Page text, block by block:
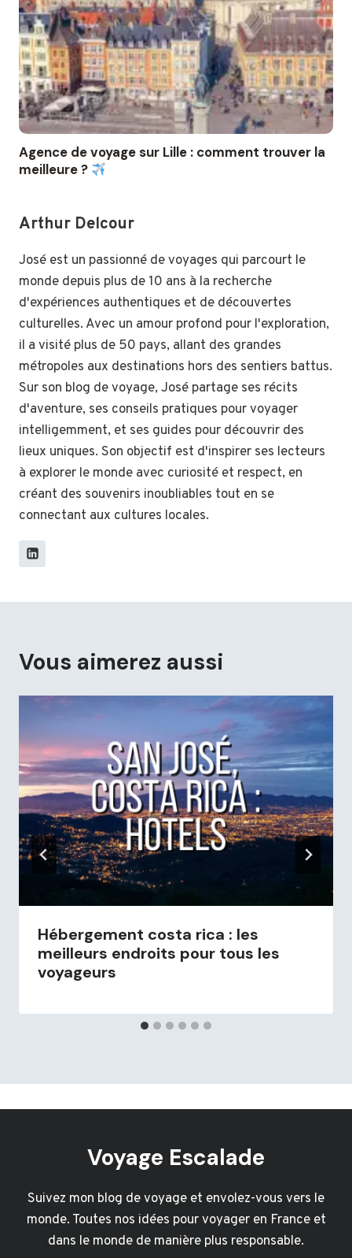
Agence de voyage sur Lille : comment trouver la
meilleure ?
Arthur Delcour
José est un passionné de voyages qui parcourt le
monde depuis plus de 10 ans à la recherche
d'expériences authentiques et de découvertes
culturelles. Avec un amour profond pour l'exploration,
il a visité plus de 50 pays, allant des grandes
métropoles aux destinations hors des sentiers battus.
Sur son blog de voyage, José partage ses récits
d'aventure, ses conseils pratiques pour voyager
intelligemment, et ses guides pour découvrir des
lieux uniques. Son objectif est d'inspirer ses lecteurs
à explorer le monde avec curiosité et respect, en
créant des souvenirs inoubliables tout en se
connectant aux cultures locales.
Vous aimerez aussi
Hébergement costa rica : les
meilleurs endroits pour tous les
voyageurs
Voyage Escalade
Suivez mon blog de voyage et envolez-vous vers le
monde. Toutes nos idées pour voyager en France et
dans le monde de manière plus responsable.